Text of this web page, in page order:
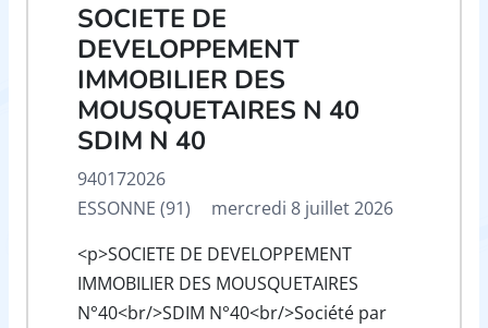
SOCIETE DE
DEVELOPPEMENT
IMMOBILIER DES
MOUSQUETAIRES N 40
SDIM N 40
940172026
ESSONNE (91)
mercredi 8 juillet 2026
<p>SOCIETE DE DEVELOPPEMENT
IMMOBILIER DES MOUSQUETAIRES
N°40<br/>SDIM N°40<br/>Société par